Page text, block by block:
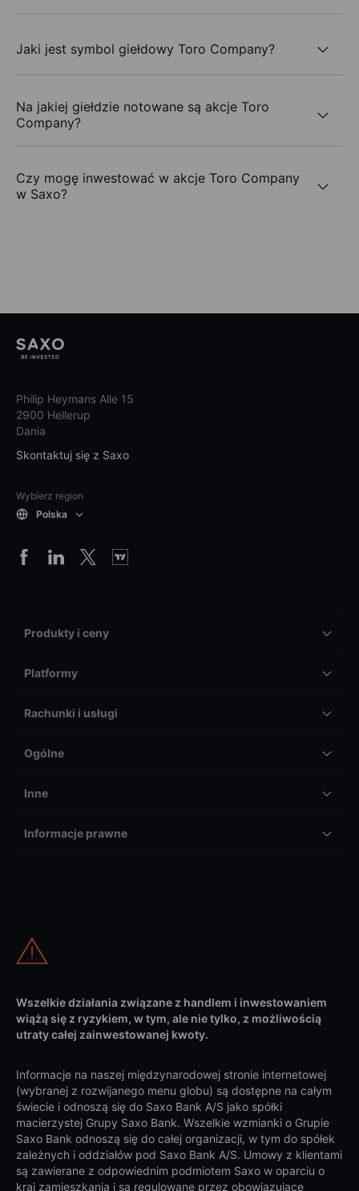
Jaki jest symbol giełdowy Toro Company?
Na jakiej giełdzie notowane są akcje Toro
Company?
Czy mogę inwestować w akcje Toro Company
w Saxo?
Philip Heymans Alle 15
2900 Hellerup
Dania
Skontaktuj się z Saxo
Wybierz region
Polska
Produkty i ceny
Platformy
Rachunki i usługi
Ogólne
Inne
Informacje prawne
Wszelkie działania związane z handlem i inwestowaniem
wiążą się z ryzykiem, w tym, ale nie tylko, z możliwością
utraty całej zainwestowanej kwoty.
Informacje na naszej międzynarodowej stronie internetowej
(wybranej z rozwijanego menu globu) są dostępne na całym
świecie i odnoszą się do Saxo Bank A/S jako spółki
macierzystej Grupy Saxo Bank. Wszelkie wzmianki o Grupie
Saxo Bank odnoszą się do całej organizacji, w tym do spółek
zależnych i oddziałów pod Saxo Bank A/S. Umowy z klientami
są zawierane z odpowiednim podmiotem Saxo w oparciu o
kraj zamieszkania i są regulowane przez obowiązujące